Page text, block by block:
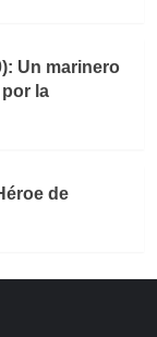
Un marinero
la
de